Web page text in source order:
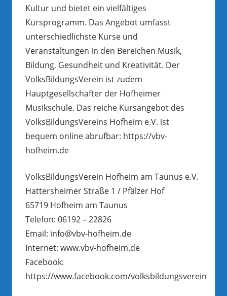
Kultur und bietet ein vielfältiges
Kursprogramm. Das Angebot umfasst
unterschiedlichste Kurse und
Veranstaltungen in den Bereichen Musik,
Bildung, Gesundheit und Kreativität. Der
VolksBildungsVerein ist zudem
Hauptgesellschafter der Hofheimer
Musikschule. Das reiche Kursangebot des
VolksBildungsVereins Hofheim e.V. ist
bequem online abrufbar: https://vbv-
hofheim.de
VolksBildungsVerein Hofheim am Taunus e.V.
Hattersheimer Straße 1 / Pfälzer Hof
65719 Hofheim am Taunus
Telefon: 06192 – 22826
Email: info@vbv-hofheim.de
Internet: www.vbv-hofheim.de
Facebook:
https://www.facebook.com/volksbildungsverein